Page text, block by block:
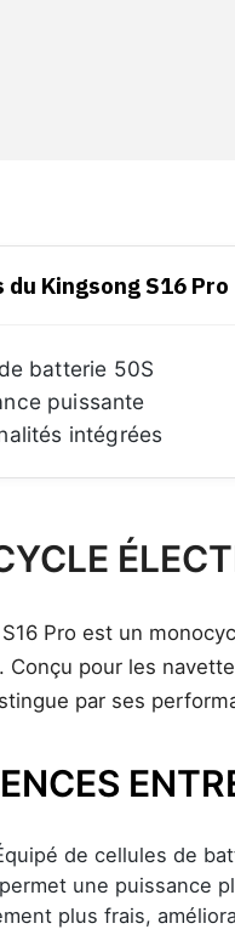
du Kingsong S16 Pro
batterie 50S
puissante
intégrées
Pro est un
Conçu pour les
par ses
de cellules de
une puissance
plus frais,